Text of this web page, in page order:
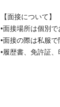
【面接について】
•面接場所は個別で
•面接の際は私服で
•履歴書、免許証、